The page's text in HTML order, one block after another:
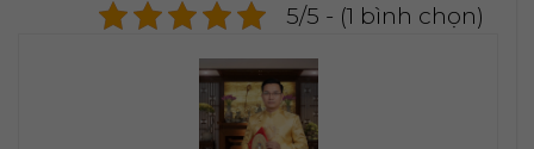
5/5 - (1 bình chọn)